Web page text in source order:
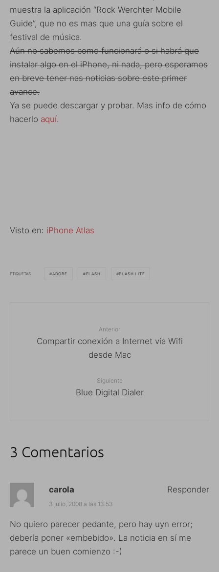
muestra la aplicación “Rock Werchter Mobile
Guide”, que no es mas que una guía sobre el
festival de música.
Aún no sabemos como funcionará o si habrá que
instalar algo en el iPhone, ni nada, pero esperamos
en breve tener nas noticias sobre este primer
avance.
Ya se puede descargar y probar. Mas info de cómo
hacerlo aquí.
Visto en: iPhone Atlas
ETIQUETAS ADOBE FLASH FLASH LITE
Anterior
Compartir conexión a Internet vía Wifi
desde Mac
Siguiente
Blue Digital Dialer
3 Comentarios
carola
3 julio, 2008 a las 13:53
No quiero parecer pedante, pero hay uyn error;
debería poner «embebido». La noticia en sí me
parece un buen comienzo :-)
Responder